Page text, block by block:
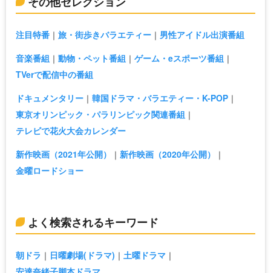
注目特番 旅・街歩きバラエティー
男性アイドル出演番組
音楽番組
動物・ペット番組
ゲーム・eスポーツ番組
TVerで配信中の番組
ドキュメンタリー
韓国ドラマ・バラエティー・K-POP
東京オリンピック・パラリンピック関連番組
テレビで花火大会カレンダー
新作映画（2021年公開）
新作映画（2020年公開）
金曜ロードショー
よく検索されるキーワード
朝ドラ 日曜劇場(ドラマ)
土曜ドラマ